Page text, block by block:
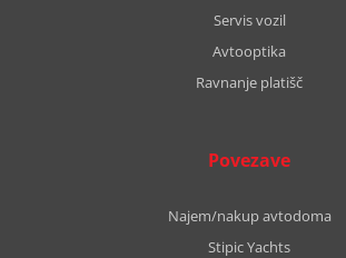
Servis vozil
Avtooptika
Ravnanje platišč
Povezave
Najem/nakup avtodoma
Stipic Yachts